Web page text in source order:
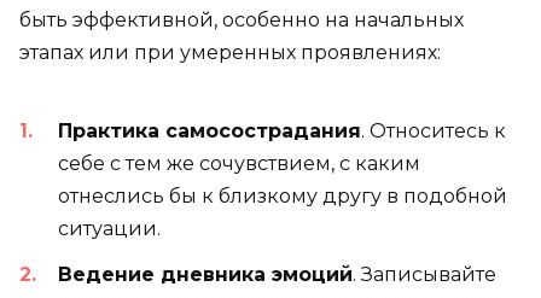
быть эффективной, особенно на начальных
этапах или при умеренных проявлениях:
Практика самосострадания. Относитесь к
себе с тем же сочувствием, с каким
отнеслись бы к близкому другу в подобной
ситуации.
Ведение дневника эмоций. Записывайте